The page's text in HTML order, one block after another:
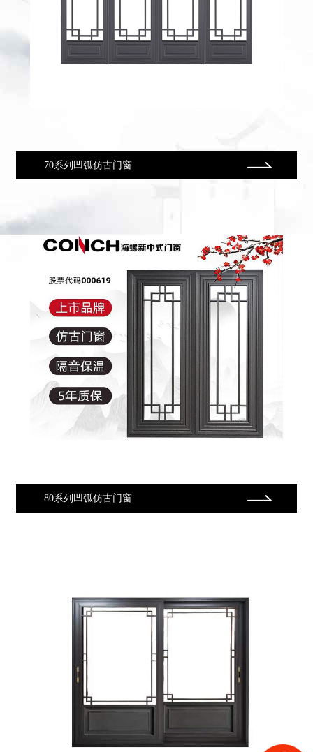
70系列凹弧仿古门窗
80系列凹弧仿古门窗